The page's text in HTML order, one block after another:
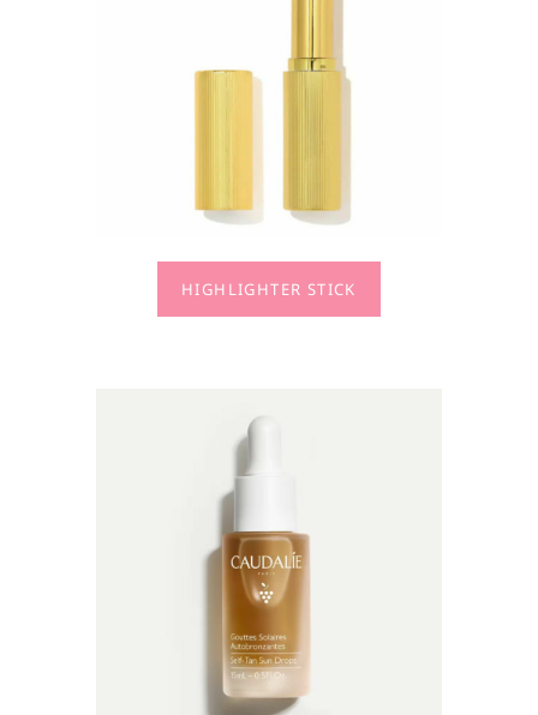
HIGHLIGHTER STICK